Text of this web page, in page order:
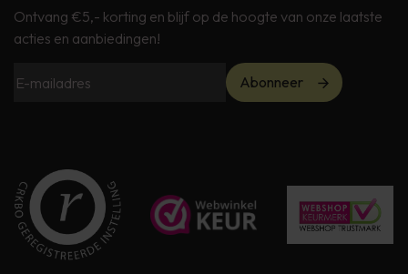
Ontvang €5,- korting en blijf op de hoogte van onze laatste
acties en aanbiedingen!
Abonneer